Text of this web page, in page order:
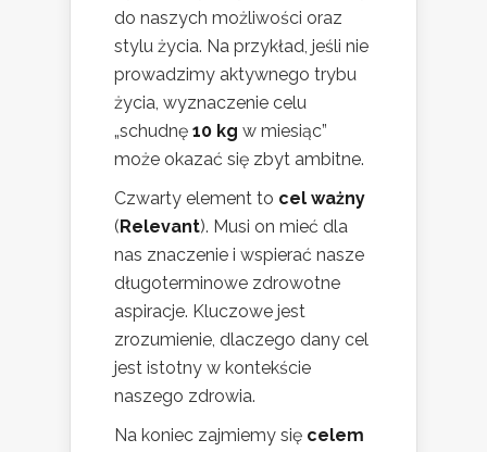
do naszych możliwości oraz
stylu życia. Na przykład, jeśli nie
prowadzimy aktywnego trybu
życia, wyznaczenie celu
„schudnę 10 kg w miesiąc”
może okazać się zbyt ambitne.
Czwarty element to cel ważny
(Relevant). Musi on mieć dla
nas znaczenie i wspierać nasze
długoterminowe zdrowotne
aspiracje. Kluczowe jest
zrozumienie, dlaczego dany cel
jest istotny w kontekście
naszego zdrowia.
Na koniec zajmiemy się celem